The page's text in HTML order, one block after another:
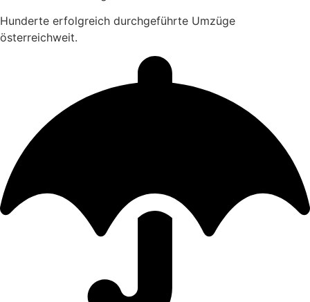
Hunderte erfolgreich durchgeführte Umzüge
österreichweit.